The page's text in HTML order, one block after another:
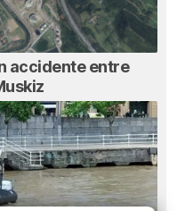
accidente entre